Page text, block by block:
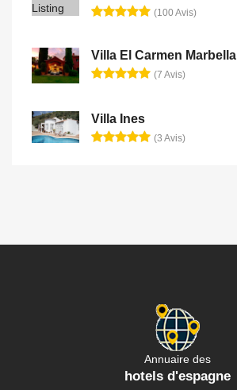
(100 Avis)
Villa El Carmen Marbella
(7 Avis)
Villa Ines
(3 Avis)
Annuaire des
hotels d'espagne